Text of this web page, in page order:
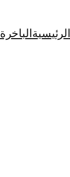
الرئيسية